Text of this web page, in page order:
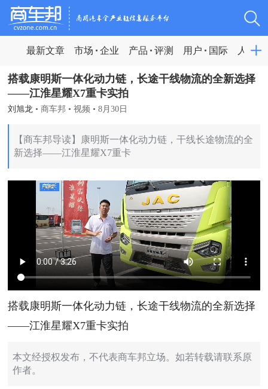
最新文章 市场 企业 产品 评测 用户 国际 人物
搭载康明斯一体化动力链，长途干线物流的全新选择
——江淮星耀X7重卡实拍
刘旭龙 • 商车邦 • 视频 • 8月30日
【商车邦导读】康明斯一体化动力链，干线长途物流的全
新选择——江淮星耀X7重卡
搭载康明斯一体化动力链，长途干线物流的全新选择
——江淮星耀X7重卡实拍
本文经授权发布，不代表商车邦立场。如若转载请联系原
作者。